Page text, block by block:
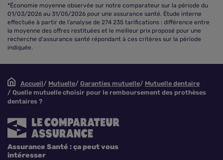
*Économie moyenne observée sur notre comparateur sur la période du
01/03/2026 au 31/05/2026 pour une assurance santé. Étude interne
effectuée à partir de l’analyse de 274 235 tarifications : différence entre
la moyenne des offres restituées et le meilleur prix proposé pour une
recherche d'assurance santé répondant à ces critères sur la période
indiquée.
Accueil Mutuelle Garanties mutuelle
Mutuelle dentaire
Quelle mutuelle choisir pour le remboursement des prothèses
dentaires ?
Assurance Santé : ça peut vous
intéresser